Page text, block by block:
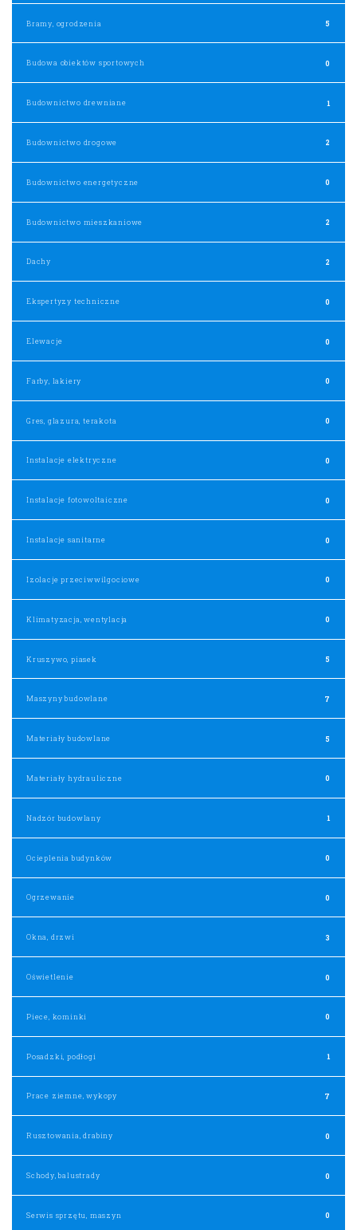
Bramy, ogrodzenia 5
Budowa obiektów sportowych 0
Budownictwo drewniane 1
Budownictwo drogowe 2
Budownictwo energetyczne 0
Budownictwo mieszkaniowe 2
Dachy 2
Ekspertyzy techniczne 0
Elewacje 0
Farby, lakiery 0
Gres, glazura, terakota 0
Instalacje elektryczne 0
Instalacje fotowoltaiczne 0
Instalacje sanitarne 0
Izolacje przeciwwilgociowe 0
Klimatyzacja, wentylacja 0
Kruszywo, piasek 5
Maszyny budowlane 7
Materiały budowlane 5
Materiały hydrauliczne 0
Nadzór budowlany 1
Ocieplenia budynków 0
Ogrzewanie 0
Okna, drzwi 3
Oświetlenie 0
Piece, kominki 0
Posadzki, podłogi 1
Prace ziemne, wykopy 7
Rusztowania, drabiny 0
Schody, balustrady 0
Serwis sprzętu, maszyn 0